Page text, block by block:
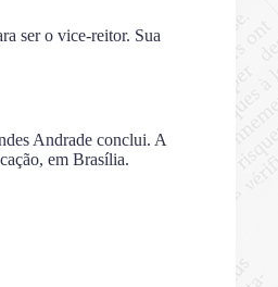
ser o vice-reitor. Sua
Andrade conclui. A
em Brasília.